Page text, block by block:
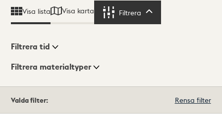
Visa lista Visa karta Filtrera
Visningsläge
Filtrera tid
Filtrera materialtyper
träffar
Valda filter: Rensa filter